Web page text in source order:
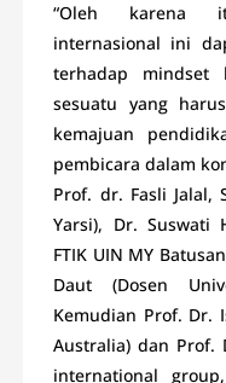
“Oleh karena
internasional ini
terhadap mindset
sesuatu yang
kemajuan
pembicara dalam
Prof. dr. Fasli Jalal,
Yarsi), Dr. Suswati
FTIK UIN MY
Daut (Dosen
Kemudian Prof. Dr.
Australia) dan Prof.
international